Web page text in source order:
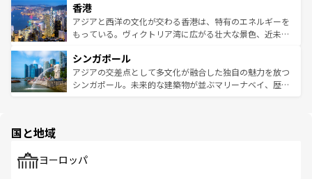
とつ。フォーやバインミー、ベトナムコーヒーなどは、ぜ
ひ現地で味わいたい。どの地域を訪れてもあたたかい人々
が旅行者を迎えてくれるので、きっと忘れられない旅にな
参照してほしい。
の活気が交差している。北部ではチェンマイなどの山岳地
帯で自然と触れ合い、南部ではプーケットやクラビの美し
いビーチでリゾート気分を楽しむことができる。タイ料理
激する。気候は一年中温暖で、どの季節にも異なる楽しみ
が待っている。親しみやすいタイの人々、仏教を中心とし
た文化、そして多様な観光資源が、訪れる旅人を魅了し続
香港
アジアと西洋の文化が交わる香港は、特有のエネルギーを
もっている。ヴィクトリア湾に広がる壮大な景色、近未来
み、どこを訪れても感動するはず。観光スポットが密集し
ており、効率よく見どころを回れるのも魅力。息をのむよ
うな絶景から文化的な体験まで、香港を存分に楽しみ尽く
シンガポール
アジアの交差点として多文化が融合した独自の魅力を放つ
シンガポール。未来的な建築物が並ぶマリーナベイ、歴史
で、ホーカーズは地元の風情を楽しめる外せないスポット
国と地域
ヨーロッパ